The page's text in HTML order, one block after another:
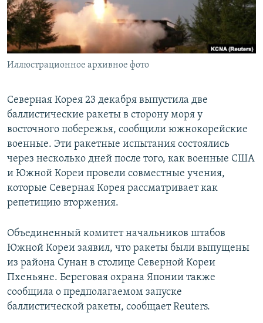
ПОБЕДИТЕЛЕЙ НЕ СУДЯТ?
КРЫМ.НЕПОКОРЕННЫЙ
ELIFBE
УКРАИНСКАЯ ПРОБЛЕМА КРЫМА
ПРИСОЕДИНЯЙТЕСЬ!
Иллюстрационное архивное фото
Северная Корея 23 декабря выпустила две
баллистические ракеты в сторону моря у
восточного побережья, сообщили южнокорейские
военные. Эти ракетные испытания состоялись
через несколько дней после того, как военные США
и Южной Кореи провели совместные учения,
которые Северная Корея рассматривает как
репетицию вторжения.
Объединенный комитет начальников штабов
Южной Кореи заявил, что ракеты были выпущены
из района Сунан в столице Северной Кореи
Пхеньяне. Береговая охрана Японии также
сообщила о предполагаемом запуске
баллистической ракеты, сообщает Reuters.